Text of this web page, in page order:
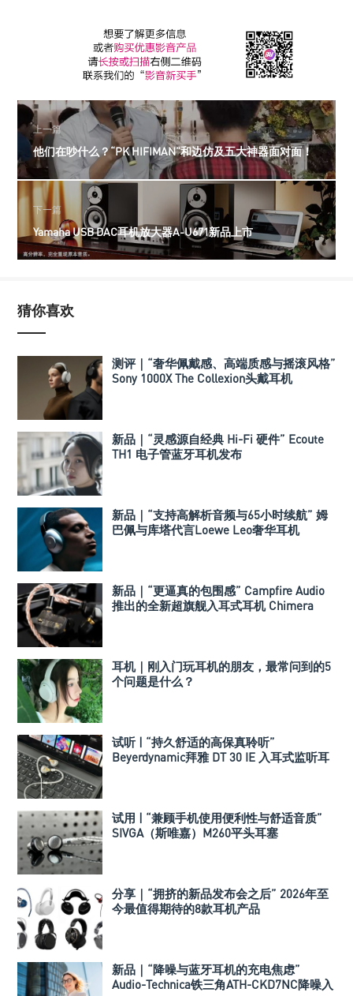
上一篇
他们在吵什么？“PK HIFIMAN”和边仿及五大神器面对面！
下一篇
Yamaha USB DAC耳机放大器A-U671新品上市
猜你喜欢
测评｜“奢华佩戴感、高端质感与摇滚风格”
Sony 1000X The Collexion头戴耳机
新品｜“灵感源自经典 Hi-Fi 硬件” Ecoute
TH1 电子管蓝牙耳机发布
新品｜“支持高解析音频与65小时续航” 姆
巴佩与库塔代言Loewe Leo奢华耳机
新品｜“更逼真的包围感” Campfire Audio
推出的全新超旗舰入耳式耳机 Chimera
耳机｜刚入门玩耳机的朋友，最常问到的5
个问题是什么？
试听 | “持久舒适的高保真聆听”
Beyerdynamic拜雅 DT 30 IE 入耳式监听耳
试用 | “兼顾手机使用便利性与舒适音质”
SIVGA（斯唯嘉）M260平头耳塞
分享｜“拥挤的新品发布会之后” 2026年至
今最值得期待的8款耳机产品
新品｜“降噪与蓝牙耳机的充电焦虑”
Audio-Technica铁三角ATH-CKD7NC降噪入